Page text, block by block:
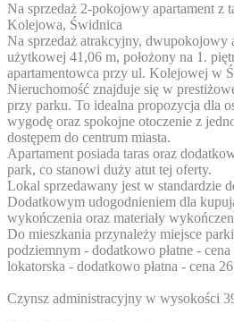
Na sprzedaż 2-pokojowy apartament z
Kolejowa, Świdnica
Na sprzedaż atrakcyjny, dwupokojowy
użytkowej 41,06 m, położony na 1.
apartamentowca przy ul. Kolejowej w
Nieruchomość znajduje się w
przy parku. To idealna propozycja dla
wygodę oraz spokojne otoczenie z
dostępem do centrum miasta.
Apartament posiada taras oraz
park, co stanowi duży atut tej oferty.
Lokal sprzedawany jest w standardzie
Dodatkowym udogodnieniem dla
wykończenia oraz materiały
Do mieszkania przynależy miejsce
podziemnym - dodatkowo płatne -
lokatorska - dodatkowo płatna - cena
Czynsz administracyjny w wysokości